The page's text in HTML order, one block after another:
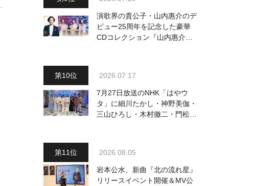
演歌界の貴公子・山内惠介のデ
ビュー25周年を記念した豪華
CDコレクション『山内惠介の
164曲収録
2026.07.17
7月27日放送のNHK「はやウ
タ」に細川たかし・神野美伽・
三山ひろし・木村徹二・門松み
2026.08.05
岩本公水、新曲『北の流れ星』
リリースイベント開催＆MV公